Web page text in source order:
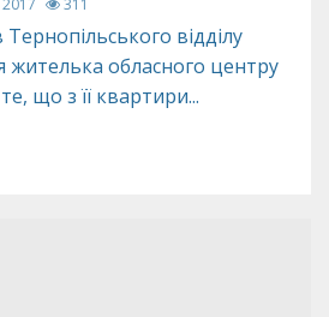
311
Тернопільського відділу
жителька обласного центру
що з її квартири...